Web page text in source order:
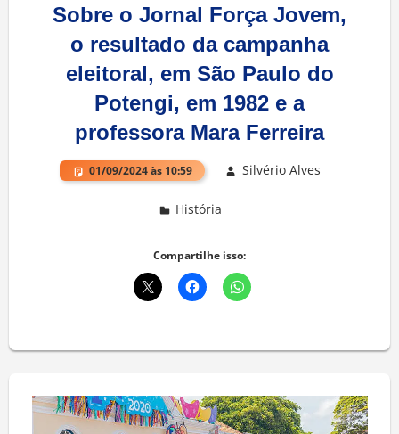
Sobre o Jornal Força Jovem,
o resultado da campanha
eleitoral, em São Paulo do
Potengi, em 1982 e a
professora Mara Ferreira
01/09/2024 às 10:59 Silvério Alves
História
Compartilhe isso: